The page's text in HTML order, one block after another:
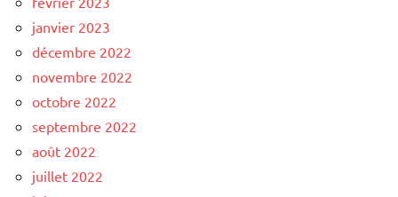
janvier 2023
décembre 2022
novembre 2022
octobre 2022
septembre 2022
août 2022
juillet 2022